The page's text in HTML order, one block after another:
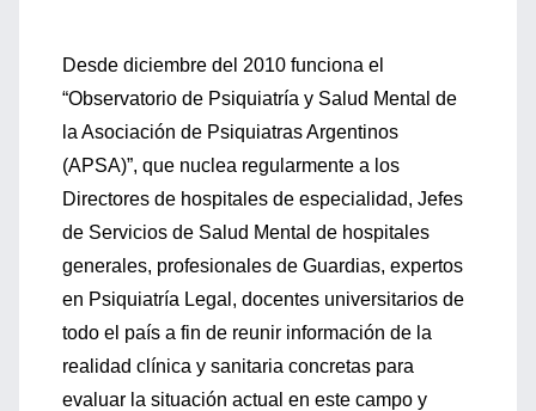
Desde diciembre del 2010 funciona el
“Observatorio de Psiquiatría y Salud Mental de
la Asociación de Psiquiatras Argentinos
(APSA)”, que nuclea regularmente a los
Directores de hospitales de especialidad, Jefes
de Servicios de Salud Mental de hospitales
generales, profesionales de Guardias, expertos
en Psiquiatría Legal, docentes universitarios de
todo el país a fin de reunir información de la
realidad clínica y sanitaria concretas para
evaluar la situación actual en este campo y